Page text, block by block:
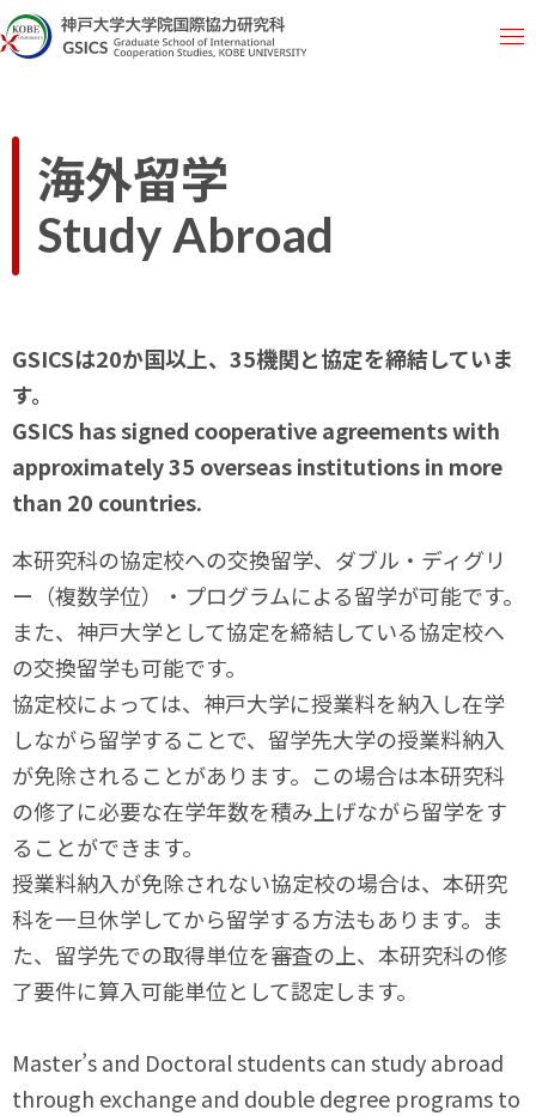
海外留学
Study Abroad
GSICSは20か国以上、35機関と協定を締結していま
す。
GSICS has signed cooperative agreements with
approximately 35 overseas institutions in more
than 20 countries.
本研究科の協定校への交換留学、ダブル・ディグリ
ー（複数学位）・プログラムによる留学が可能です。
また、神戸大学として協定を締結している協定校へ
の交換留学も可能です。
協定校によっては、神戸大学に授業料を納入し在学
しながら留学することで、留学先大学の授業料納入
が免除されることがあります。この場合は本研究科
の修了に必要な在学年数を積み上げながら留学をす
ることができます。
授業料納入が免除されない協定校の場合は、本研究
科を一旦休学してから留学する方法もあります。ま
た、留学先での取得単位を審査の上、本研究科の修
了要件に算入可能単位として認定します。
Master’s and Doctoral students can study abroad
through exchange and double degree programs to